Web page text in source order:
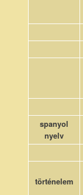
spanyol
nyelv
történelem